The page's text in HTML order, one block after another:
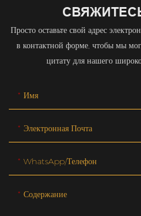
Просто оставьте свой адрес
в контактной форме, чтобы мы
цитату для нашего
Имя
Электронная Почта
WhatsApp/телефон
Содержание